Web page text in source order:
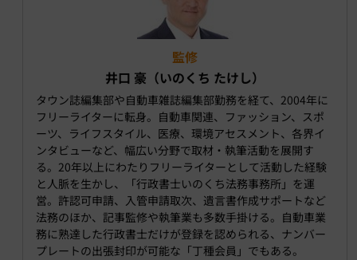
監修
井口 豪（いのくち たけし）
タウン誌編集部や自動車雑誌編集部勤務を経て、2004年に
フリーライターに転身。自動車関連、ファッション、スポ
ーツ、ライフスタイル、医療、環境アセスメント、各界イ
ンタビューなど、幅広い分野で取材・執筆活動を展開す
る。20年以上にわたりフリーライターとして活動した経験
と人脈を生かし、「行政書士いのくち法務事務所」を運
営。許認可申請、入管申請取次、遺言書作成サポートなど
法務のほか、記事監修や執筆業も多数手掛ける。自動車業
務に熟達した行政書士だけが登録を認められる、ナンバー
プレートの出張封印が可能な「丁種会員」でもある。